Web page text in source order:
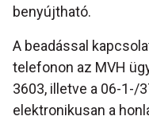
benyújtható.
A beadással
telefonon az MVH
3603, illetve a 06-1-/
elektronikusan a